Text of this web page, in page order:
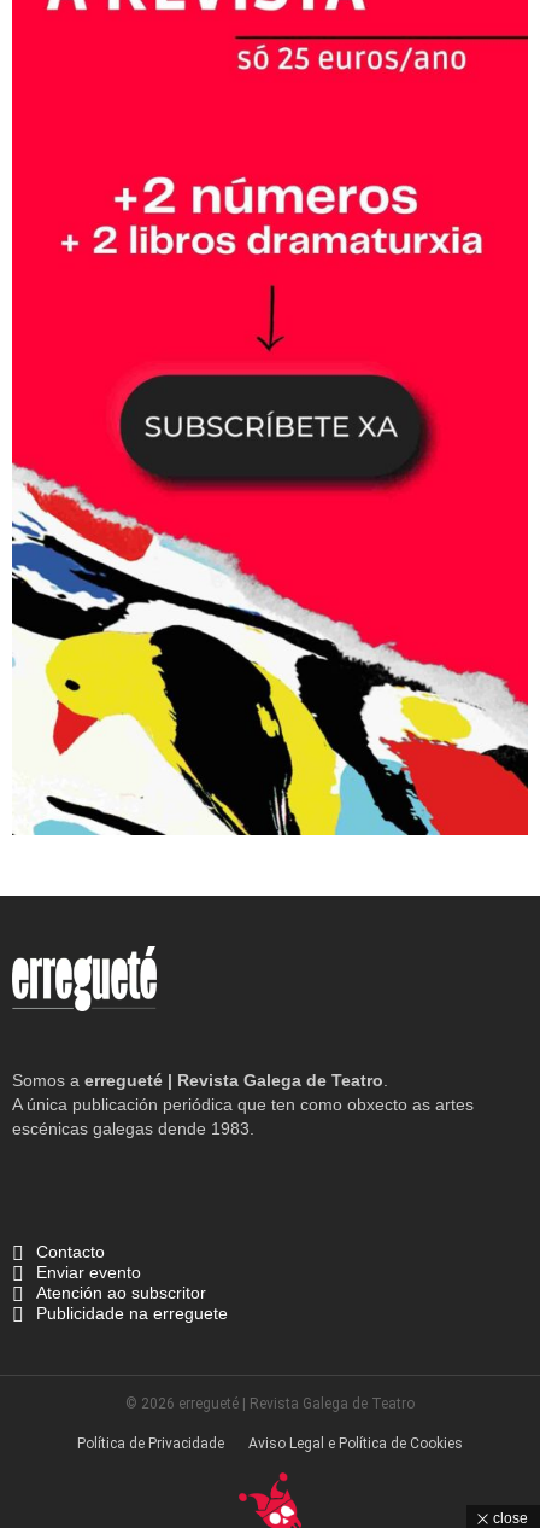
Somos a erregueté | Revista Galega de Teatro
A única publicación periódica que ten como obxecto as artes
escénicas galegas dende 1983.
Contacto
Enviar evento
Atención ao subscritor
Publicidade na erreguete
© 2026 erregueté | Revista Galega de Teatro
Política de Privacidade Aviso Legal e Política de Cookies
close